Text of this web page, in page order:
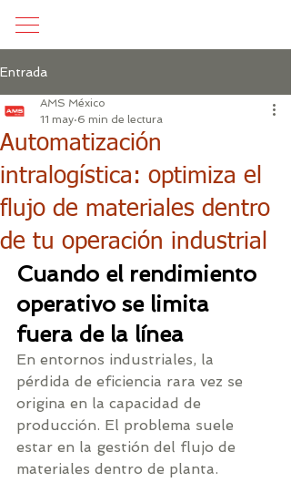
Entrada
Automatización
intralogística: optimiza el
flujo de materiales dentro
de tu operación industrial
AMS México
11 may 6 min de lectura
Cuando el rendimiento
operativo se limita
fuera de la línea
En entornos industriales, la
pérdida de eficiencia rara vez se
origina en la capacidad de
producción. El problema suele
estar en la gestión del flujo de
materiales dentro de planta.